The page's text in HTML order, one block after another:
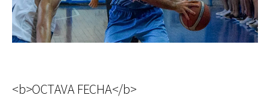
<b>OCTAVA FECHA</b>